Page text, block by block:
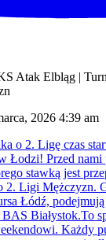
Atak Elbląg |
2026 4:39 am